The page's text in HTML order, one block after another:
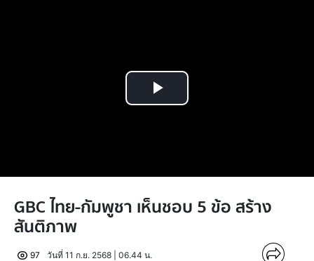
Play
GBC ไทย-กัมพูชา เห็นชอบ 5 ข้อ สร้าง
สันติภาพ
97
วันที่ 11 ก.ย. 2568 | 06.44 น.